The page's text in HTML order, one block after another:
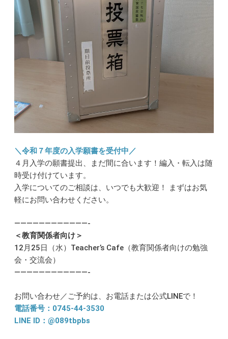
＼令和７年度の入学願書を受付中／
４月入学の願書提出、まだ間に合います！編入・転入は随
時受け付けています。
入学についてのご相談は、いつでも大歓迎！ まずはお気
軽にお問い合わせください。
————————————-
＜教育関係者向け＞
12月25日（水）Teacher’s Cafe（教育関係者向けの勉強
会・交流会）
————————————-
お問い合わせ／ご予約は、お電話または公式LINEで！
電話番号：0745-44-3530
LINE ID：@089tbpbs